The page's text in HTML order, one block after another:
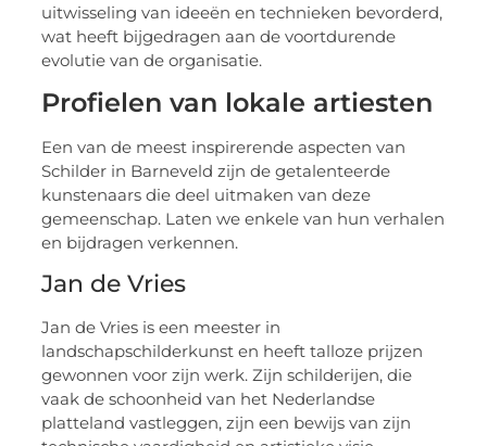
uitwisseling van ideeën en technieken bevorderd,
wat heeft bijgedragen aan de voortdurende
evolutie van de organisatie.
Profielen van lokale artiesten
Een van de meest inspirerende aspecten van
Schilder in Barneveld zijn de getalenteerde
kunstenaars die deel uitmaken van deze
gemeenschap. Laten we enkele van hun verhalen
en bijdragen verkennen.
Jan de Vries
Jan de Vries is een meester in
landschapschilderkunst en heeft talloze prijzen
gewonnen voor zijn werk. Zijn schilderijen, die
vaak de schoonheid van het Nederlandse
platteland vastleggen, zijn een bewijs van zijn